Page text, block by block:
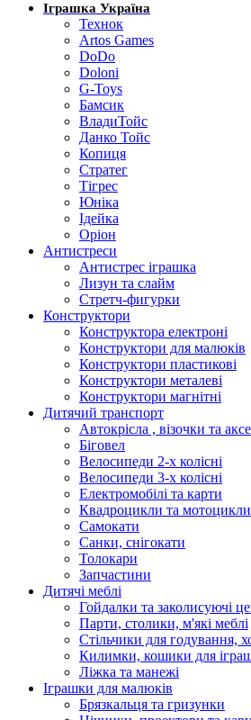
Іграшка Україна
Технок
Artos Games
DoDo
Doloni
G-Toys
Бамсик
ВладиТойс
Данко Тойс
Копиця
Стратег
Тігрес
Юніка
Ідейка
Оріон
Антистреси
Антистрес іграшка
Лизун та слайм
Стретч-фигурки
Конструктори
Конструктора електроні
Конструктори для малюків
Конструктори пластикові
Конструктори металеві
Конструктори магнітні
Дитячий транспорт
Автокрісла , візочки та
Біговел
Велосипеди 2-х колісні
Велосипеди 3-х колісні
Електромобілі та карти
Квадроцикли та мотоцикли
Самокати
Санки, снігокати
Толокари
Запчастини
Дитячі меблі
Гойдалки та заколисуючі
Парти, столики, м'які меблі
Стільчики для годування,
Килимки, кошики для
Ліжка та манежі
Іграшки для малюків
Брязкальця та гризунки